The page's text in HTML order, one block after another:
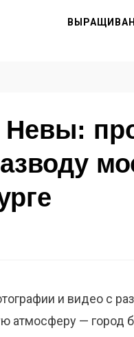
и видео с
атмосферу — город